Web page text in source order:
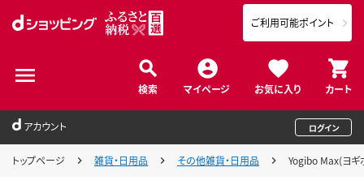
検索 マイページ お気に入り カート
ご利用可能ポイント
アカウント ログイン
トップページ 雑貨・日用品 その他雑貨・日用品 Yogibo Max(ヨギ